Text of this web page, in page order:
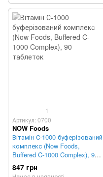
1
Артикул: 0700
NOW Foods
Вітамін С-1000 буферізований
комплекс (Now Foods,
Buffered C-1000 Complex), 90
таблеток
847 грн